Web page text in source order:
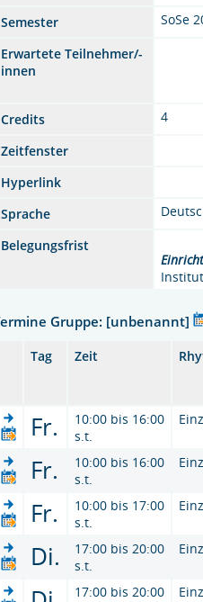
Semester
SoSe
Erwartete Teilnehmer/-
innen
Credits
4
Zeitfenster
Hyperlink
Sprache
Belegungsfrist
Gruppe: [unbenannt]
Tag Zeit
Fr.
10:00 bis 16:00
s.t.
Fr.
10:00 bis 16:00
s.t.
Fr.
10:00 bis 17:00
s.t.
Di.
17:00 bis 20:00
s.t.
17:00 bis 20:00